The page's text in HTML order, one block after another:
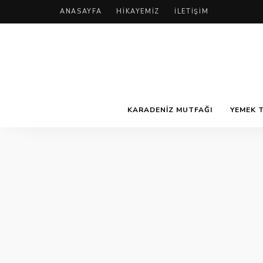
ANASAYFA HIKAYEMIZ İLETIŞIM
KARADENIZ MUTFAĞI YEMEK